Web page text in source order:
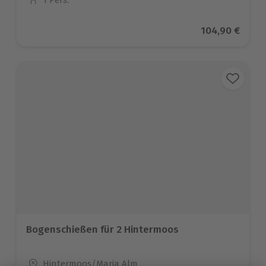
Anzahl der Teilnehmer
Aktueller
104,90 €
Bogenschießen für 2 Hintermoos
Standort
Hintermoos/Maria Alm